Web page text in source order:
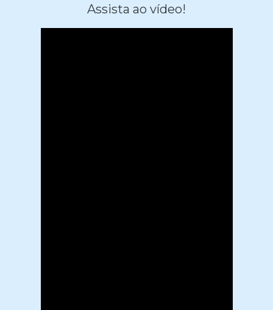
Assista ao vídeo!